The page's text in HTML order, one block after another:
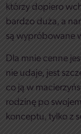
którzy dopiero
bardzo duża, a
są wypróbowane
Dla mnie cenne
nie udaje, jest
co ją w
rodzinę po
konceptu, tylko z